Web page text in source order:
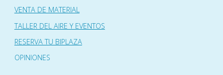
VENTA DE MATERIAL
TALLER DEL AIRE Y EVENTOS
RESERVA TU BIPLAZA
OPINIONES